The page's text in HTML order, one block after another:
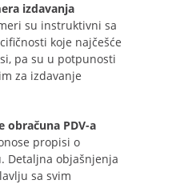
izdavanja
su instruktivni sa
koje najčešće
pa su u potpunosti
za izdavanje
PDV-a
propisi o
Detaljna objašnjenja
sa svim